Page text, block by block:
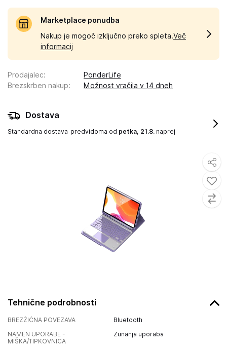
Tehnične podrobnosti
BREZŽIČNA POVEZAVA
Bluetooth
NAMEN UPORABE -
MIŠKA/TIPKOVNICA
Zunanja uporaba
Marketplace ponudba
Nakup je mogoč izključno preko spleta.Več
informacij
Prodajalec:
PonderLife
Brezskrben nakup: Možnost vračila v 14 dneh
Dostava
Standardna dostava predvidoma od petka, 21.8. naprej